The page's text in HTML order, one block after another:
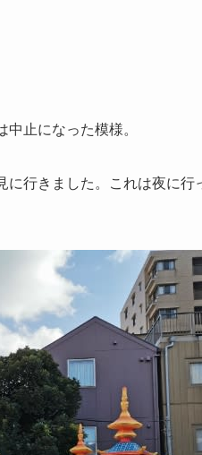
止になった模様。
行きました。これは夜に行